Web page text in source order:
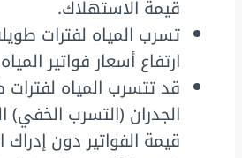
قيمة الاستهلاك.
تسرب المياه لفترات
ارتفاع أسعار فواتير
قد تتسرب المياه
الجدران (التسرب الخفي)
قيمة الفواتير دون إدراك